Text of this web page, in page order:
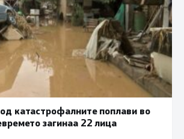
катастрофалните поплави во
загинаа 22 лица